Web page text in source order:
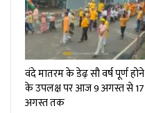
वंदे मातरम के डेढ़ सौ वर्ष पूर्ण होने
के उपलक्ष पर आज 9 अगस्त से 17
अगस्त तक